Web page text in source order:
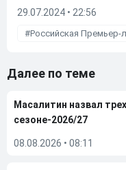
29.07.2024 • 22:56
Российская Премьер-
Далее по теме
Масалитин назвал
сезоне-2026/27
08.08.2026 • 08:11